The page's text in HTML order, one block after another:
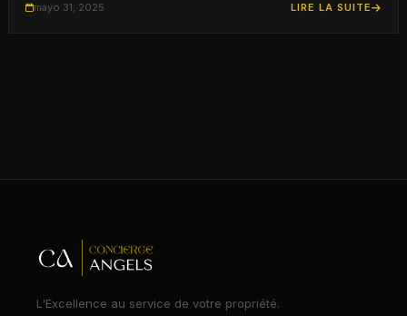
mayo 31, 2025 LIRE LA SUITE
L'Excellence au service de votre propriété.